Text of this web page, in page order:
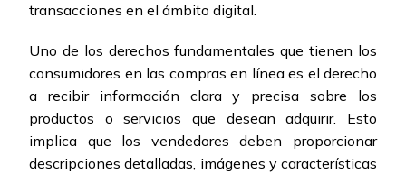
transacciones en el ámbito digital.
Uno de los derechos fundamentales que tienen los
consumidores en las compras en línea es el derecho
a recibir información clara y precisa sobre los
productos o servicios que desean adquirir. Esto
implica que los vendedores deben proporcionar
descripciones detalladas, imágenes y características